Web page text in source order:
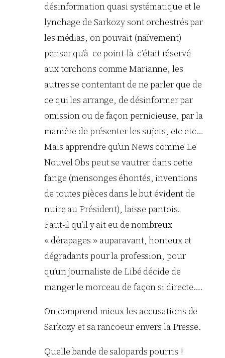
désinformation quasi systématique et le
lynchage de Sarkozy sont orchestrés par
les médias, on pouvait (naïvement)
penser qu’à ce point-là c’était réservé
aux torchons comme Marianne, les
autres se contentant de ne parler que de
ce qui les arrange, de désinformer par
omission ou de façon pernicieuse, par la
manière de présenter les sujets, etc etc…
Mais apprendre qu’un News comme Le
Nouvel Obs peut se vautrer dans cette
fange (mensonges éhontés, inventions
de toutes pièces dans le but évident de
nuire au Président), laisse pantois.
Faut-il qu’il y ait eu de nombreux
« dérapages » auparavant, honteux et
dégradants pour la profession, pour
qu’un journaliste de Libé décide de
manger le morceau de façon si directe….
On comprend mieux les accusations de
Sarkozy et sa rancoeur envers la Presse.
Quelle bande de salopards pourris !!